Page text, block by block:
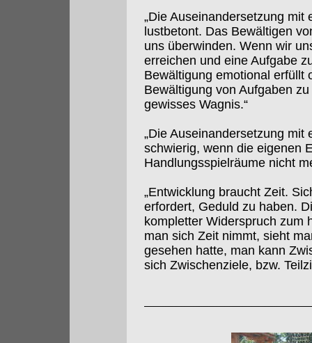
„Die Auseinandersetzung mit
lustbetont. Das Bewältigen
uns überwinden. Wenn wir
erreichen und eine Aufgabe
Bewältigung emotional erfüllt
Bewältigung von Aufgaben
gewisses Wagnis.“
„Die Auseinandersetzung
schwierig, wenn die eigenen
Handlungsspielräume nicht
„Entwicklung braucht Zeit.
erfordert, Geduld zu haben.
kompletter Widerspruch zum
man sich Zeit nimmt, sieht
gesehen hatte, man kann
sich Zwischenziele, bzw.